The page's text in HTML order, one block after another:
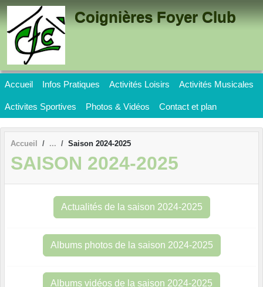
Coignières Foyer Club
Accueil Infos Pratiques Activités Loisirs Activités Musicales
Activites Sportives Photos & Vidéos Contact et plan
Accueil Saison 2024-2025
SAISON 2024-2025
Actualités de la saison 2024-2025
Albums photos de la saison 2024-2025
Albums vidéos de la saison 2024-2025
Panneau de gestion des cookies